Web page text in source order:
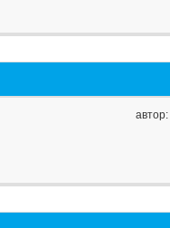
автор: